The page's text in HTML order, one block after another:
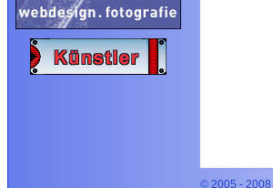
© 2005 - 2008